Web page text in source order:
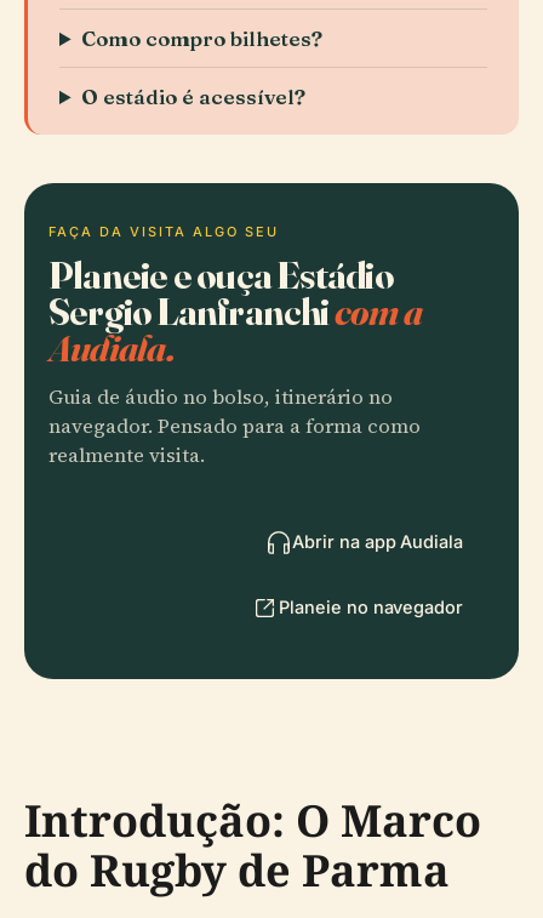
Como compro bilhetes?
O estádio é acessível?
FAÇA DA VISITA ALGO SEU
Planeie e ouça Estádio
Sergio Lanfranchicom a
Audiala.
Guia de áudio no bolso, itinerário no
navegador. Pensado para a forma como
realmente visita.
Abrir na app Audiala
Planeie no navegador
Introdução: O Marco
do Rugby de Parma